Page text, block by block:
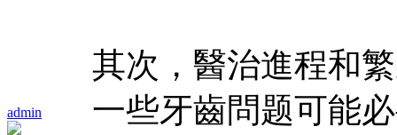
admin
其次，醫治進程和
一些牙齒問题可能